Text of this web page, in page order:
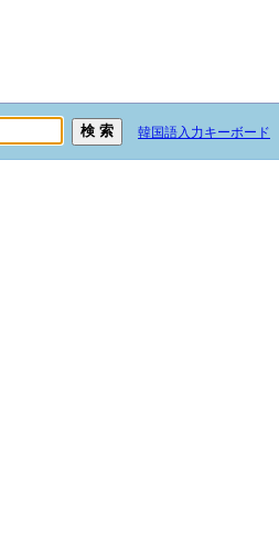
韓国語入力キーボード